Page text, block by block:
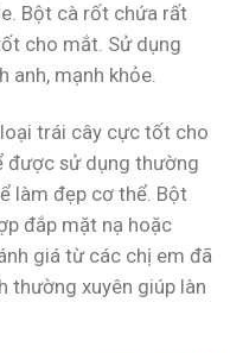
Bột cà rốt chứa rất
cho mắt. Sử dụng
anh, mạnh khỏe.
trái cây cực tốt cho
được sử dụng thường
làm đẹp cơ thể. Bột
đắp mặt nạ hoặc
giá từ các chị em đã
thường xuyên giúp làn